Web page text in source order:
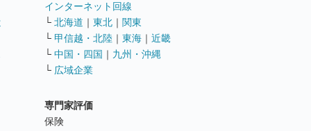
インターネット回線
└ 北海道 ｜ 東北 ｜ 関東
└ 甲信越・北陸 ｜ 東海 ｜ 近畿
└ 中国・四国 ｜ 九州・沖縄
└ 広域企業
専門家評価
保険